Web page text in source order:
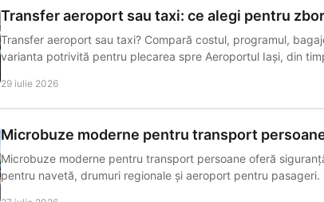
Transfer aeroport sau taxi: ce alegi pentru
Transfer aeroport sau taxi? Compară costul, programul,
varianta potrivită pentru plecarea spre Aeroportul Iași, din
29 iulie 2026
Microbuze moderne pentru transport
Microbuze moderne pentru transport persoane oferă
pentru navetă, drumuri regionale și aeroport pentru pasageri.